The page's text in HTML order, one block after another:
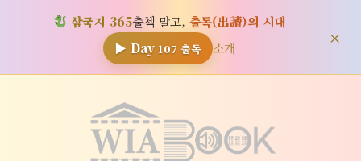
삼국지 365출첵 말고, 출독(出讀)의 시대
▶ Day 107출독 소개 ×